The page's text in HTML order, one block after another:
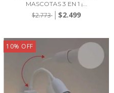
MASCOTAS 3 EN 1 ¡...
$2.773 $2.499
10% OFF